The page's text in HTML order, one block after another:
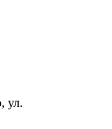
ул.